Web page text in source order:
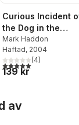
röster:
Curious Incident
the Dog in the
Night-time
Mark Haddon
Häftad, 2004
5,0utav 5 stjärnor.
(4)
139 kr
av